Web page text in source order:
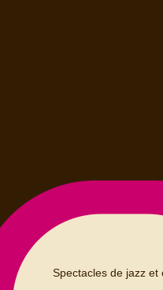
Spectacles de jazz et